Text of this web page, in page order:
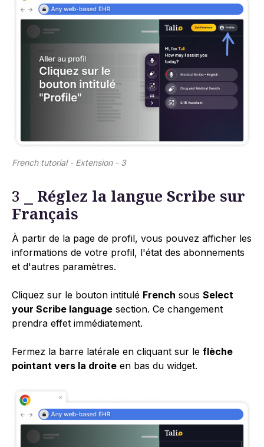
French tutorial - Extension - 3
3 ⎯ Réglez la langue Scribe sur
Français
À partir de la page de profil, vous pouvez afficher les
informations de votre profil, l'état des abonnements
et d'autres paramètres.
Cliquez sur le bouton intitulé French sous Select
your Scribe language section. Ce changement
prendra effet immédiatement.
Fermez la barre latérale en cliquant sur le flèche
pointant vers la droite en bas du widget.